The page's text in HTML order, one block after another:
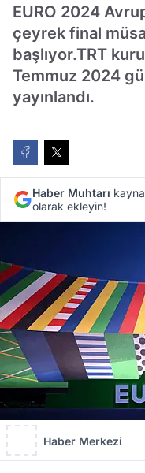
EURO 2024
çeyrek final
başlıyor.TRT
Temmuz 2024
yayınlandı.
Haber Muhtarı
olarak ekleyin!
Haber Merkezi